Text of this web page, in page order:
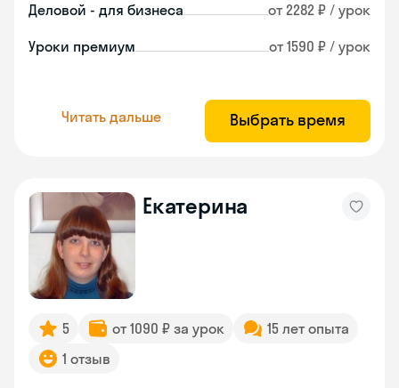
Деловой - для бизнеса от 2282 ₽ / урок
Уроки премиум от 1590 ₽ / урок
Читать дальше Выбрать время
Екатерина
5 от 1090 ₽ за урок
15 лет опыта
1 отзыв